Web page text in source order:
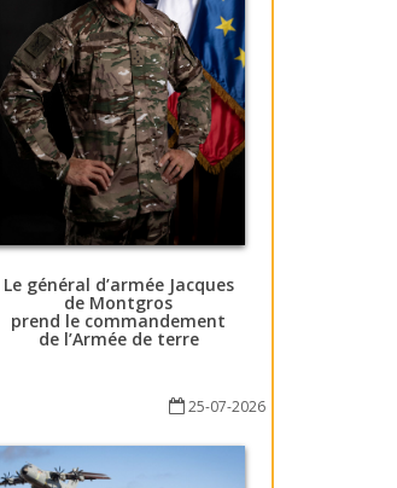
Le général d’armée Jacques
de Montgros
prend le commandement
de l’Armée de terre
25-07-2026